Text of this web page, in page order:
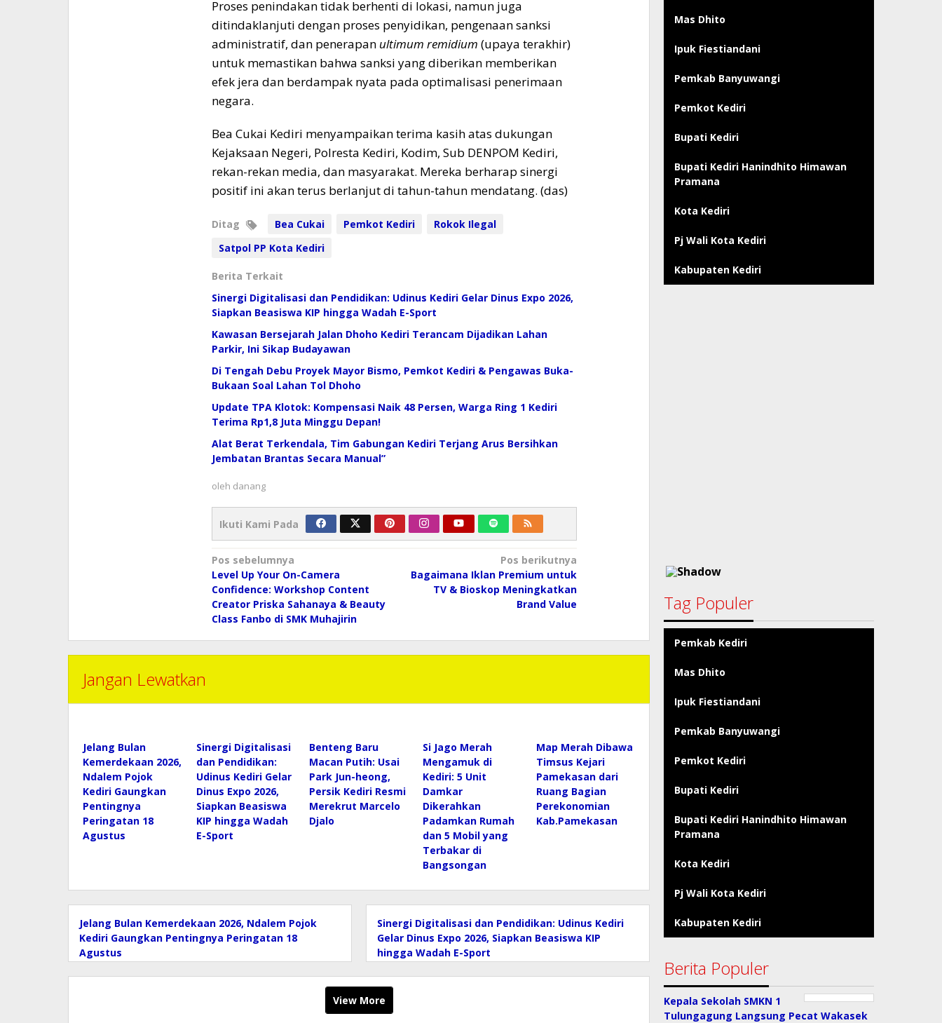
​Proses penindakan tidak berhenti di lokasi, namun juga
ditindaklanjuti dengan proses penyidikan, pengenaan sanksi
administratif, dan penerapan ultimum remidium (upaya terakhir)
untuk memastikan bahwa sanksi yang diberikan memberikan
efek jera dan berdampak nyata pada optimalisasi penerimaan
negara.
​Bea Cukai Kediri menyampaikan terima kasih atas dukungan
Kejaksaan Negeri, Polresta Kediri, Kodim, Sub DENPOM Kediri,
rekan-rekan media, dan masyarakat. Mereka berharap sinergi
positif ini akan terus berlanjut di tahun-tahun mendatang. (das)
Ditag Bea Cukai Pemkot Kediri
Rokok Ilegal
Satpol PP Kota Kediri
Berita Terkait
Sinergi Digitalisasi dan Pendidikan: Udinus Kediri Gelar Dinus Expo 2026,
Siapkan Beasiswa KIP hingga Wadah E-Sport
Kawasan Bersejarah Jalan Dhoho Kediri Terancam Dijadikan Lahan
Parkir, Ini Sikap Budayawan
​Di Tengah Debu Proyek Mayor Bismo, Pemkot Kediri & Pengawas Buka-
Bukaan Soal Lahan Tol Dhoho
Update TPA Klotok: Kompensasi Naik 48 Persen, Warga Ring 1 Kediri
Terima Rp1,8 Juta Minggu Depan!
Alat Berat Terkendala, Tim Gabungan Kediri Terjang Arus Bersihkan
Jembatan Brantas Secara Manual”
oleh danang
Ikuti Kami Pada
Navigasi
pos
Pos sebelumnya
Level Up Your On-Camera
Confidence: Workshop Content
Creator Priska Sahanaya & Beauty
Class Fanbo di SMK Muhajirin
Pos berikutnya
Bagaimana Iklan Premium untuk
TV & Bioskop Meningkatkan
Brand Value
Jangan Lewatkan
Jelang Bulan
Kemerdekaan 2026,
Ndalem Pojok
Kediri Gaungkan
Pentingnya
Peringatan 18
Agustus
Sinergi Digitalisasi
dan Pendidikan:
Udinus Kediri Gelar
Dinus Expo 2026,
Siapkan Beasiswa
KIP hingga Wadah
E-Sport
Benteng Baru
Macan Putih: Usai
Park Jun-heong,
Persik Kediri Resmi
Merekrut Marcelo
Djalo
Si Jago Merah
Mengamuk di
Kediri: 5 Unit
Damkar
Dikerahkan
Padamkan Rumah
dan 5 Mobil yang
Terbakar di
Bangsongan
Map Merah Dibawa
Timsus Kejari
Pamekasan dari
Ruang Bagian
Perekonomian
Kab.Pamekasan
Jelang Bulan Kemerdekaan 2026, Ndalem Pojok
Kediri Gaungkan Pentingnya Peringatan 18
Agustus
Sinergi Digitalisasi dan Pendidikan: Udinus Kediri
Gelar Dinus Expo 2026, Siapkan Beasiswa KIP
hingga Wadah E-Sport
View More
Mas Dhito
Ipuk Fiestiandani
Pemkab Banyuwangi
Pemkot Kediri
Bupati Kediri
Bupati Kediri Hanindhito Himawan
Pramana
Kota Kediri
Pj Wali Kota Kediri
Kabupaten Kediri
Tag Populer
Pemkab Kediri
Mas Dhito
Ipuk Fiestiandani
Pemkab Banyuwangi
Pemkot Kediri
Bupati Kediri
Bupati Kediri Hanindhito Himawan
Pramana
Kota Kediri
Pj Wali Kota Kediri
Kabupaten Kediri
Berita Populer
Kepala Sekolah SMKN 1
Tulungagung Langsung Pecat Wakasek